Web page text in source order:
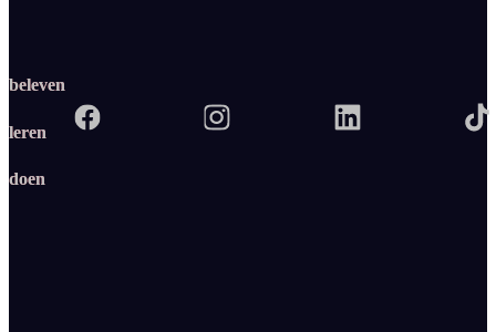
beleven
leren
doen